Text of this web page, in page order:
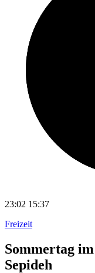
23:02 15:37
Freizeit
Sommertag
Sepideh